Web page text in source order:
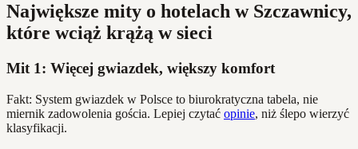
Największe mity o hotelach w Szczawnicy,
które wciąż krążą w sieci
Mit 1: Więcej gwiazdek, większy komfort
Fakt: System gwiazdek w Polsce to biurokratyczna tabela, nie
miernik zadowolenia gościa. Lepiej czytać opinie, niż ślepo wierzyć
klasyfikacji.